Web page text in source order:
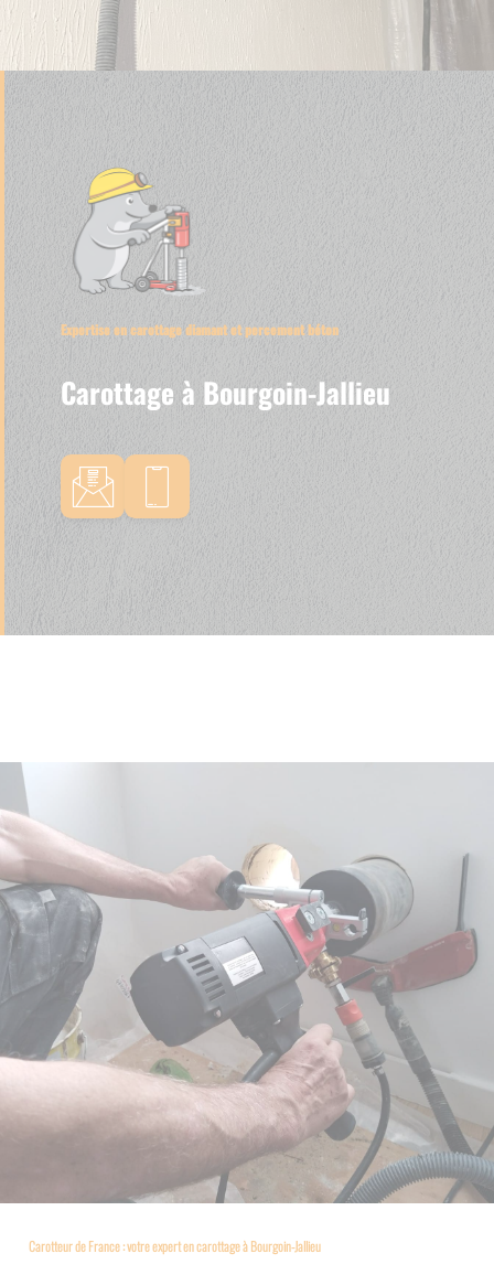
Expertise en carottage diamant et percement béton
Carottage à Bourgoin-Jallieu
Carotteur de France : votre expert en carottage à Bourgoin-Jallieu